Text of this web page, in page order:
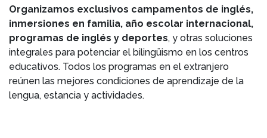
Organizamos exclusivos campamentos de inglés,
inmersiones en familia, año escolar internacional,
programas de inglés y deportes, y otras soluciones
integrales para potenciar el bilingüismo en los centros
educativos. Todos los programas en el extranjero
reúnen las mejores condiciones de aprendizaje de la
lengua, estancia y actividades.